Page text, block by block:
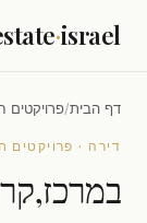
·israel
דף הבית/פרויקטים
דירה · פרויקטים